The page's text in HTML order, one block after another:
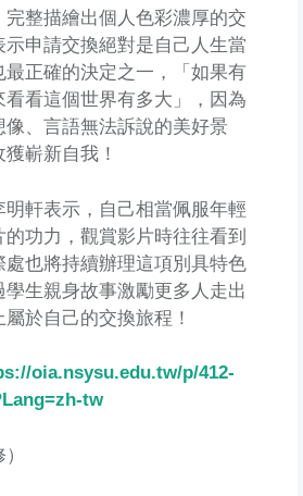
整描繪出個人色彩濃厚的交
申請交換絕對是自己人生當
最正確的決定之一，「如果有
看這個世界有多大」，因為
、言語無法訴說的美好景
嶄新自我！
明軒表示，自己相當佩服年輕
功力，觀賞影片時往往看到
也將持續辦理這項別具特色
生親身故事激勵更多人走出
於自己的交換旅程！
oia.nsysu.edu.tw/p/412-
tw